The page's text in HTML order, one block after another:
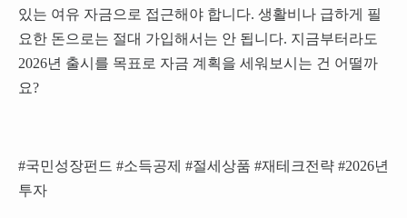
있는 여유 자금으로 접근해야 합니다. 생활비나 급하게 필
요한 돈으로는 절대 가입해서는 안 됩니다. 지금부터라도
2026년 출시를 목표로 자금 계획을 세워보시는 건 어떨까
요?
#국민성장펀드 #소득공제 #절세상품 #재테크전략 #2026년
투자